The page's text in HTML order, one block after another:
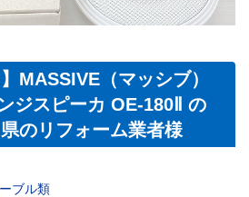
MASSIVE（マッシブ）
ジスピーカ OE-180Ⅱ の
のリフォーム業者様
ブル類